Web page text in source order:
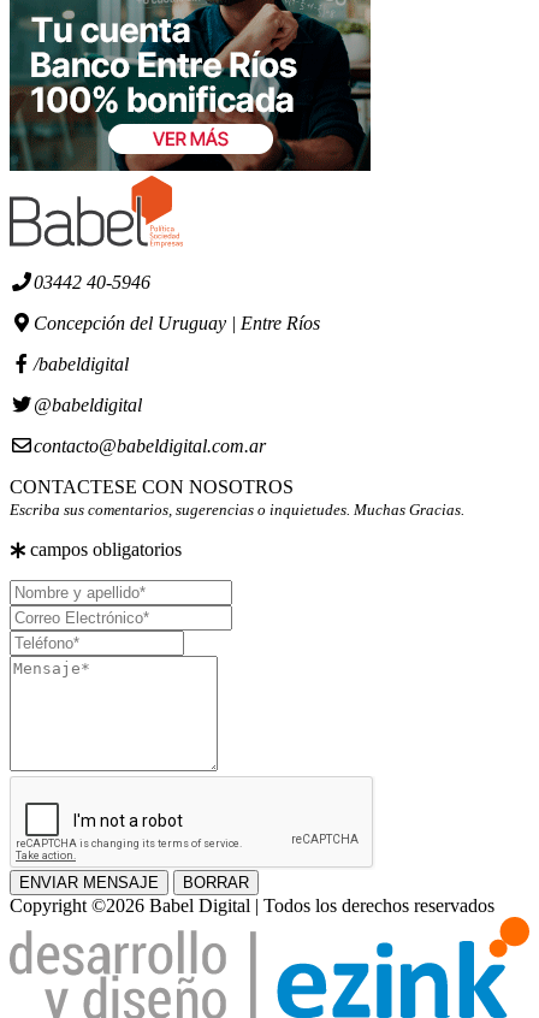
03442 40-5946
Concepción del Uruguay | Entre Ríos
/babeldigital
@babeldigital
contacto@babeldigital.com.ar
CONTACTESE CON NOSOTROS
Escriba sus comentarios, sugerencias o inquietudes. Muchas Gracias.
campos obligatorios
Nombre
y
apellido
Correo
Electrónico
Teléfono
Mensaje
ENVIAR MENSAJE BORRAR
Copyright ©2026 Babel Digital | Todos los derechos reservados